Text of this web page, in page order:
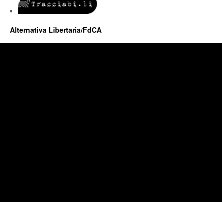
Alternativa Libertaria/FdCA